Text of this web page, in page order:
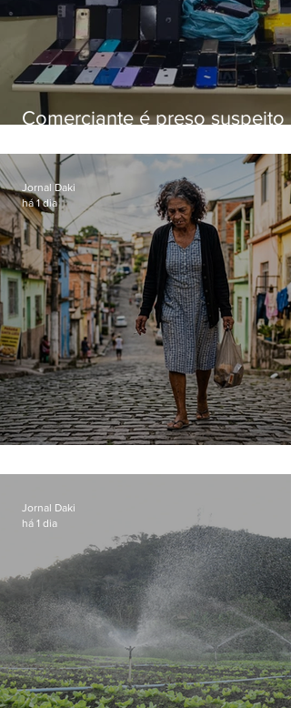
Comerciante é preso suspeito
loja
Jornal Daki
há 1 dia
Jornal Daki
há 1 dia